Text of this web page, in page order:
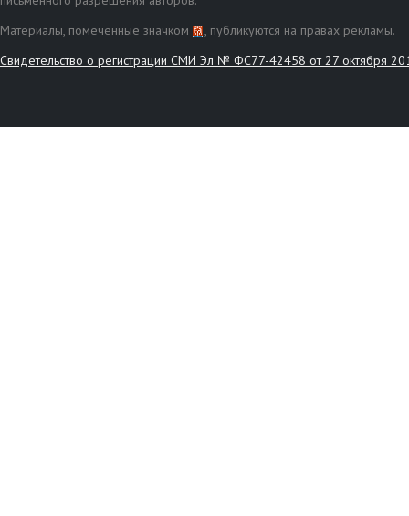
Материалы, помеченные значком
, публикуются на правах рекламы.
Свидетельство о регистрации СМИ Эл № ФС77-42458 от 27 октября